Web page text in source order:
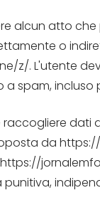
alcun atto
o
z/. L'utente
spam, incluso
dati
da